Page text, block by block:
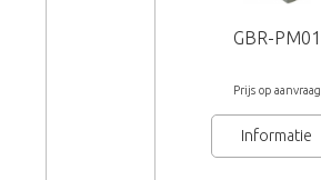
GBR-PM01
Prijs op aanvraag
Informatie